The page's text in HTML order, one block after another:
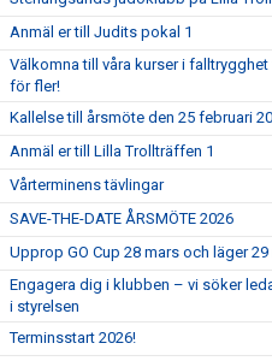
Anmäl er till Judits pokal 1
Välkomna till våra kurser i
för fler!
Kallelse till årsmöte den 25 februari
Anmäl er till Lilla Trollträffen 1
Vårterminens tävlingar
SAVE-THE-DATE ÅRSMÖTE 2026
Upprop GO Cup 28 mars och läger 29
Engagera dig i klubben – vi söker
i styrelsen
Terminsstart 2026!